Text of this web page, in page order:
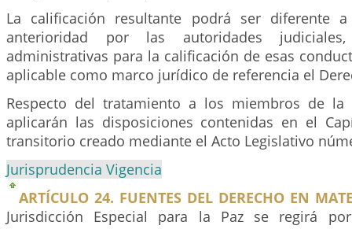
La calificación resultante podrá ser diferente
anterioridad por las autoridades
administrativas para la calificación de esas
aplicable como marco jurídico de referencia el
Respecto del tratamiento a los miembros de la
aplicarán las disposiciones contenidas en el
transitorio creado mediante el Acto Legislativo
Jurisprudencia Vigencia
ARTÍCULO 24. FUENTES DEL DERECHO EN
Jurisdicción Especial para la Paz se regirá